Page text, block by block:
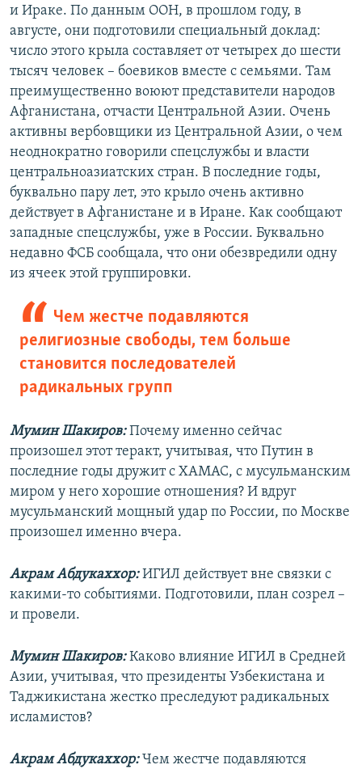
и Ираке. По данным ООН, в прошлом году, в
августе, они подготовили специальный доклад:
число этого крыла составляет от четырех до шести
тысяч человек – боевиков вместе с семьями. Там
преимущественно воюют представители народов
Афганистана, отчасти Центральной Азии. Очень
активны вербовщики из Центральной Азии, о чем
неоднократно говорили спецслужбы и власти
центральноазиатских стран. В последние годы,
буквально пару лет, это крыло очень активно
действует в Афганистане и в Иране. Как сообщают
западные спецслужбы, уже в России. Буквально
недавно ФСБ сообщала, что они обезвредили одну
из ячеек этой группировки.
Чем жестче подавляются
религиозные свободы, тем больше
становится последователей
радикальных групп
Мумин Шакиров:Почему именно сейчас
произошел этот теракт, учитывая, что Путин в
последние годы дружит с ХАМАС, с мусульманским
миром у него хорошие отношения? И вдруг
мусульманский мощный удар по России, по Москве
произошел именно вчера.
Акрам Абдукаххор:ИГИЛ действует вне связки с
какими-то событиями. Подготовили, план созрел –
и провели.
Мумин Шакиров:Каково влияние ИГИЛ в Средней
Азии, учитывая, что президенты Узбекистана и
Таджикистана жестко преследуют радикальных
исламистов?
Акрам Абдукаххор:Чем жестче подавляются